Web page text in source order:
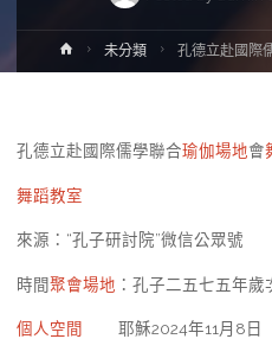
Home未分類 孔德立赴國際
孔德立赴國際儒學聯合瑜伽場地會
舞蹈教室
來源：“孔子研討院”微信公眾號
時間聚會場地 ：孔子二五七五年
個人空間 耶穌2024年11月8日